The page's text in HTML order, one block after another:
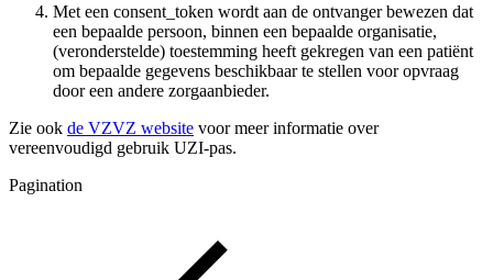
Met een consent_token wordt aan de ontvanger bewezen dat
een bepaalde persoon, binnen een bepaalde organisatie,
(veronderstelde) toestemming heeft gekregen van een patiënt
om bepaalde gegevens beschikbaar te stellen voor opvraag
door een andere zorgaanbieder.
Zie ook de VZVZ website voor meer informatie over
vereenvoudigd gebruik UZI-pas.
Pagination